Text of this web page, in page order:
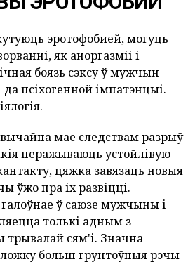
эротофобией, могуць
як аноргазміі і
боязь сэксу ў мужчын
псіхогенной імпатэнцыі.
мае следствам разрыў
перажываюць устойлівую
цяжка завязаць новыя
ўжо пра іх развіцці.
галоўнае ў саюзе мужчыны і
толькі адным з
трывалай сям'і. Значна
больш грунтоўныя рэчы